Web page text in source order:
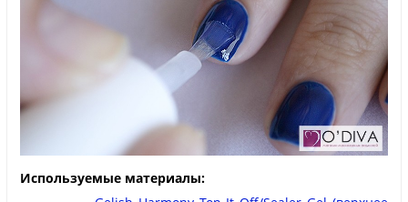
Используемые материалы: